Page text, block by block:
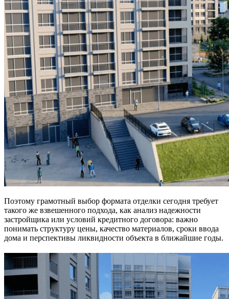
Поэтому грамотный выбор формата отделки сегодня требует
такого же взвешенного подхода, как анализ надежности
застройщика или условий кредитного договора: важно
понимать структуру цены, качество материалов, сроки ввода
дома и перспективы ликвидности объекта в ближайшие годы.